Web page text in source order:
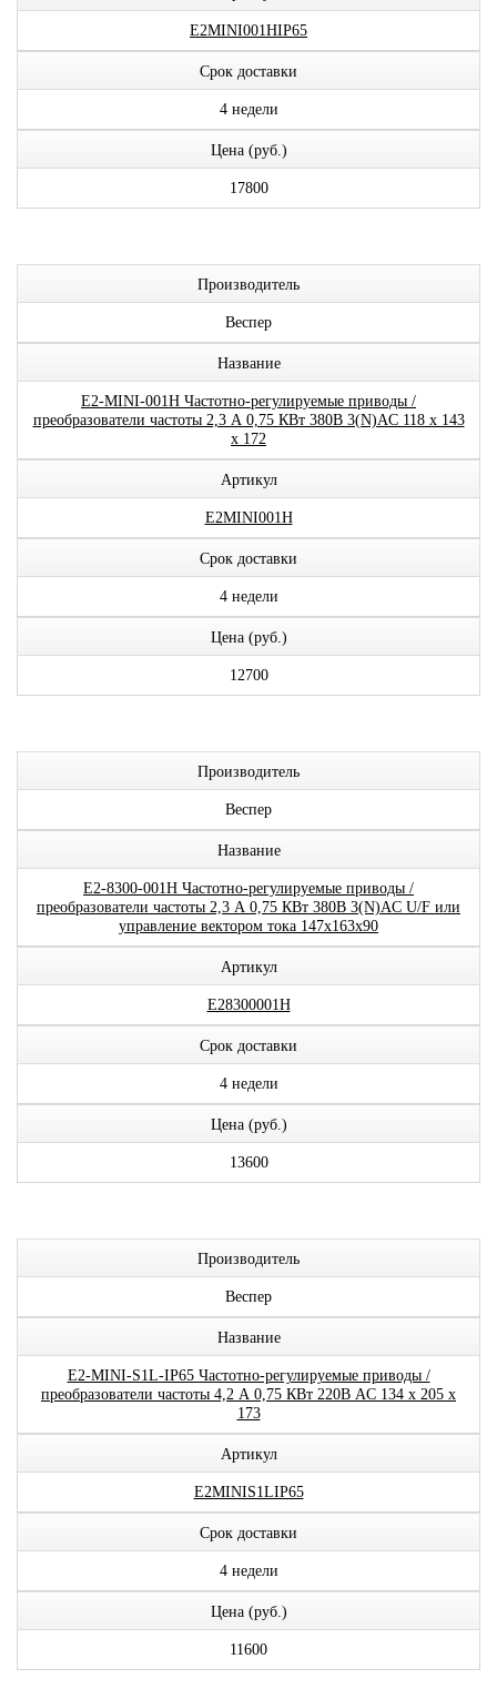
E2MINI001HIP65
Срок доставки
4 недели
Цена (руб.)
17800
Производитель
Веспер
Название
E2-MINI-001H Частотно-регулируемые приводы /
преобразователи частоты 2,3 А 0,75 КВт 380В 3(N)AC 118 х 143
х 172
Артикул
E2MINI001H
Срок доставки
4 недели
Цена (руб.)
12700
Производитель
Веспер
Название
E2-8300-001H Частотно-регулируемые приводы /
преобразователи частоты 2,3 А 0,75 КВт 380В 3(N)AC U/F или
управление вектором тока 147x163x90
Артикул
E28300001H
Срок доставки
4 недели
Цена (руб.)
13600
Производитель
Веспер
Название
E2-MINI-S1L-IP65 Частотно-регулируемые приводы /
преобразователи частоты 4,2 А 0,75 КВт 220В AC 134 x 205 x
173
Артикул
E2MINIS1LIP65
Срок доставки
4 недели
Цена (руб.)
11600